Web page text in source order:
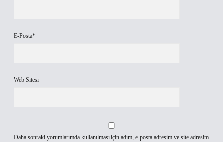
E-Posta*
Web Sitesi
Daha sonraki yorumlarımda kullanılması için adım, e-posta adresim ve site adresim